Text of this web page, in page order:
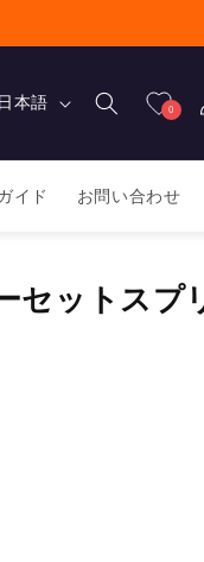
言
日本語 0
イド お問い合わせ
セットスプ